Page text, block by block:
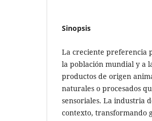
Sinopsis
La creciente preferencia
la población mundial y a
productos de origen
naturales o procesados
sensoriales. La industria
contexto, transformando